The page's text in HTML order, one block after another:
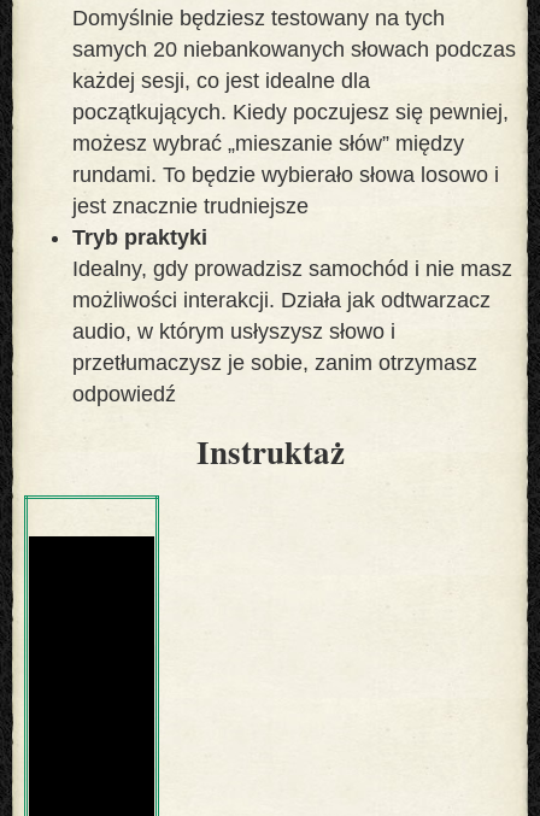
Domyślnie będziesz testowany na tych
samych 20 niebankowanych słowach podczas
każdej sesji, co jest idealne dla
początkujących. Kiedy poczujesz się pewniej,
możesz wybrać „mieszanie słów” między
rundami. To będzie wybierało słowa losowo i
jest znacznie trudniejsze
Tryb praktyki
Idealny, gdy prowadzisz samochód i nie masz
możliwości interakcji. Działa jak odtwarzacz
audio, w którym usłyszysz słowo i
przetłumaczysz je sobie, zanim otrzymasz
odpowiedź
Instruktaż